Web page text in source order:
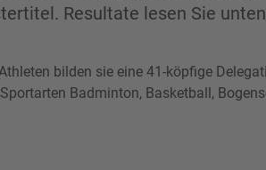
Resultate lesen Sie
bilden sie eine 41-köpfige
Badminton, Basketball,